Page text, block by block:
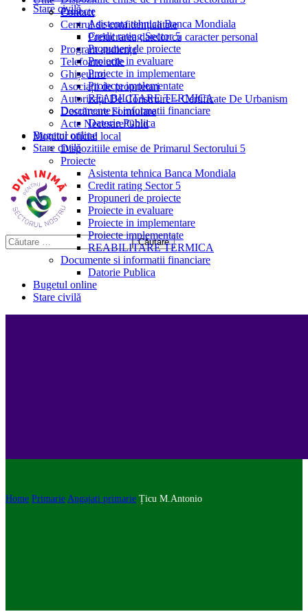
Stare civilă
Proiecte
Asistenta tehnica Banca Mondiala
Credit rating Sector 5
Propuneri de proiecte
Proiecte in evaluare
Proiecte in implementare
Proiecte implementate
REABILITARE TERMICA
Documente si informatii financiare
Datorie Publica
Bugetul online
Stare civilă
Contact
Centrul de confidențialitate
Prelucrarea datelor cu caracter personal
Program audiențe
Telefoane utile
Ghișeul.ro
Asociații de proprietari
Autorizații De Construire – Certificate De Urbanism
Descărcare Formulare
Acte Necesare/Ghid
Monitor oficial local
Dispozitiile emise de Primarul Sectorului 5
Proiecte
Asistenta tehnica Banca Mondiala
Credit rating Sector 5
Propuneri de proiecte
Proiecte in evaluare
Proiecte in implementare
Proiecte implementate
REABILITARE TERMICA
Documente si informatii financiare
Datorie Publica
Bugetul online
Stare civilă
Home Primarie Angajati primarie Țicu M.Antonio